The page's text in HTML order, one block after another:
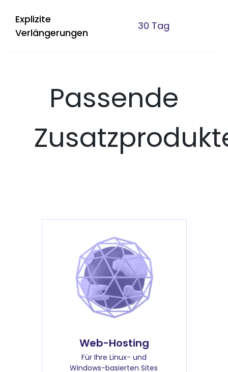
Explizite
Verlängerungen
30 Tag
Passende
Web-Hosting
Für Ihre Linux- und
Windows-basierten Sites